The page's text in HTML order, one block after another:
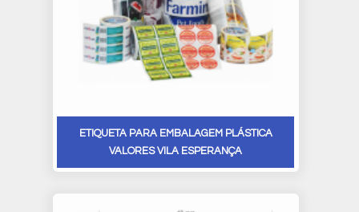
ETIQUETA PARA EMBALAGEM PLÁSTICA
VALORES VILA ESPERANÇA